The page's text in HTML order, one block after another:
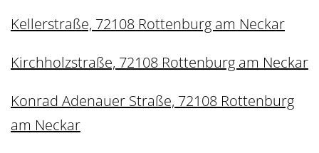
Kellerstraße, 72108 Rottenburg am Neckar
Kirchholzstraße, 72108 Rottenburg am Neckar
Konrad Adenauer Straße, 72108 Rottenburg
am Neckar